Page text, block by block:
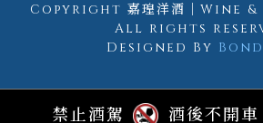
Copyright 嘉瑝洋酒｜Wine
All rights
Designed By
禁止酒駕 酒後不開